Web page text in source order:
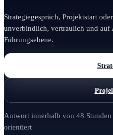
Strategiegespräch, Projektstart
unverbindlich, vertraulich und auf
Führungsebene.
Antwort innerhalb von 48
orientiert